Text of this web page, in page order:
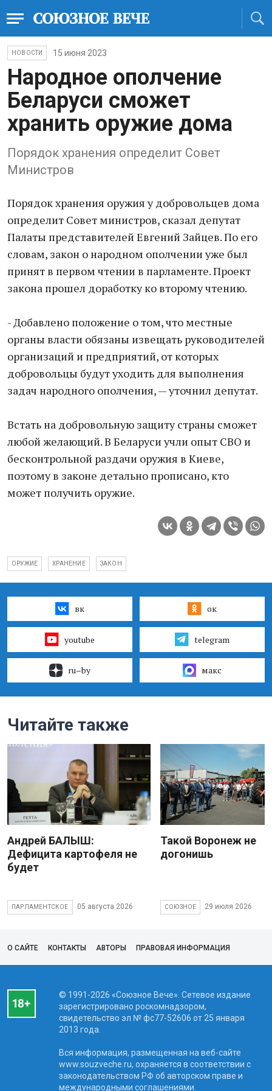
НОВОСТИ 15 июня 2023
Народное ополчение
Беларуси сможет
хранить оружие дома
Порядок хранения определит Совет
Министров
Порядок хранения оружия у добровольцев дома
определит Совет министров, сказал депутат
Палаты представителей Евгений Зайцев. По его
словам, закон о народном ополчении уже был
принят в первом чтении в парламенте. Проект
закона прошел доработку ко второму чтению.
- Добавлено положение о том, что местные
органы власти обязаны извещать руководителей
организаций и предприятий, от которых
добровольцы будут уходить для выполнения
задач народного ополчения, — уточнил депутат.
Встать на добровольную защиту страны cможет
любой желающий. В Беларуси учли опыт СВО и
бесконтрольной раздачи оружия в Киеве,
поэтому в законе детально прописано, кто
может получить оружие.
ОРУЖИЕ ХРАНЕНИЕ ЗАКОН
вк ок
youtube telegram
ru–by макс
Читайте также
Андрей БАЛЫШ:
Дефицита картофеля не
будет
ПАРЛАМЕНТСКОЕ 05 августа 2026
Такой Воронеж не
догонишь
СОЮЗНОЕ 29 июля 2026
О САЙТЕ КОНТАКТЫ АВТОРЫ ПРАВОВАЯ ИНФОРМАЦИЯ
© 1991-2026 «Союзное Вече». Сетевое издание
зарегистрировано роскомнадзором,
свидетельство эл № фc77-52606 от 25 января
2013 года.
Вся информация, размещенная на веб-сайте
www.souzveche.ru, охраняется в соответствии с
законодательством РФ об авторском праве и
международными соглашениями.